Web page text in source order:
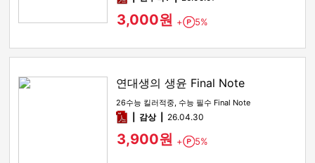
3,000원 + Point
5%
연대생의 생윤 Final Note
26수능 킬러적중, 수능 필수 Final Note
pdf감상​ 26.04.30
3,900원 + Point
5%